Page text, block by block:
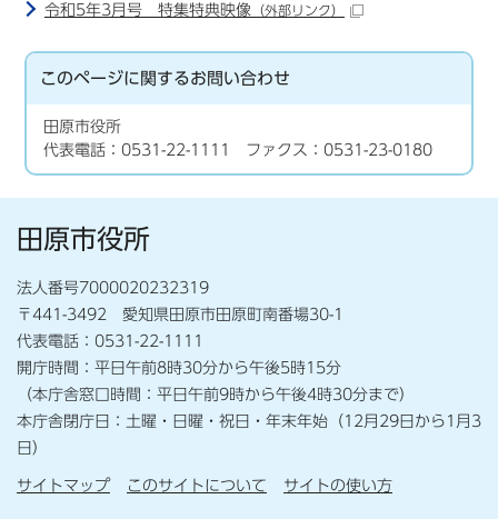
令和5年3月号 特集特典映像 （外部リンク）
このページに関するお問い合わせ
田原市役所
代表電話：0531-22-1111 ファクス：0531-23-0180
田原市役所
法人番号7000020232319
〒441-3492 愛知県田原市田原町南番場30-1
代表電話：0531-22-1111
開庁時間：平日午前8時30分から午後5時15分
（本庁舎窓口時間：平日午前9時から午後4時30分まで）
本庁舎閉庁日：土曜・日曜・祝日・年末年始（12月29日から1月3
日）
サイトマップ このサイトについて サイトの使い方